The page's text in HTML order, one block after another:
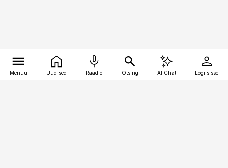
Menüü Uudised Raadio Otsing AI Chat Logi sisse